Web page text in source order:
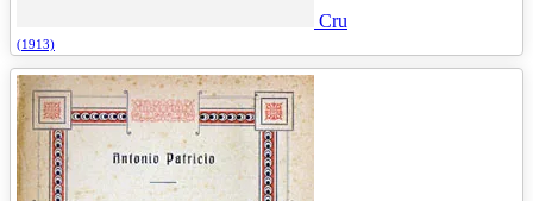
Cru
(1913)